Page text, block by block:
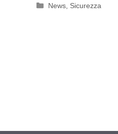
Categorie
News Sicurezza